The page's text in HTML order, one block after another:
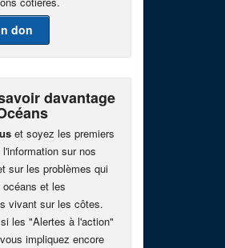
don
davantage
et soyez les premiers
sur nos
sur les problèmes qui
et les
vivant sur les côtes.
les "Alertes à l'action"
impliquez encore